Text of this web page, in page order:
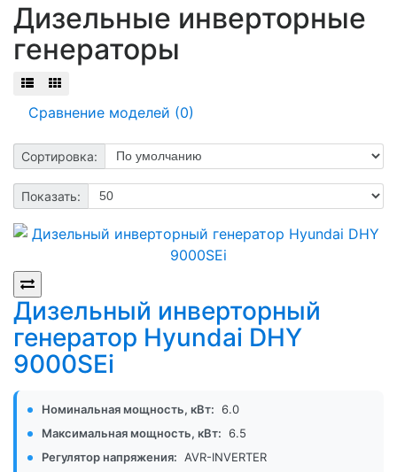
Дизельные инверторные
генераторы
Сравнение моделей (0)
Сортировка:
Показать:
Дизельный инверторный
генератор Hyundai DHY
9000SEi
Номинальная мощность, кВт: 6.0
Максимальная мощность, кВт: 6.5
Регулятор напряжения: AVR-INVERTER